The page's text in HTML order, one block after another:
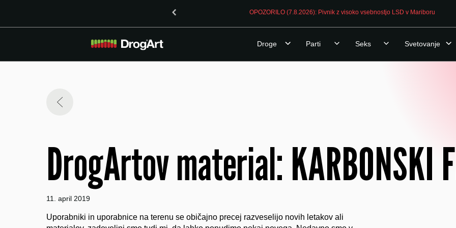
OPOZORILO (7.8.2026): Pivnik z visoko vsebnostjo LSD v Mariboru
Droge Parti Seks Svetovanje
DrogArtov material: KARBONSKI
11. april 2019
Uporabniki in uporabnice na terenu se običajno precej razveselijo novih letakov ali